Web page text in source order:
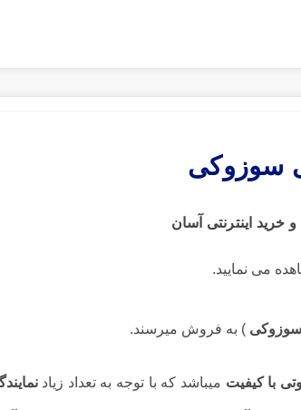
سوزوکی
اینترنتی آسان
می نمایید.
سوزوکی ) به فروش میرسند.
با کیفیت میباشد که با توجه به تعداد زیاد